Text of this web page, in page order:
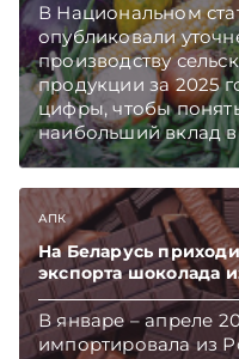
В Национальном
опубликовали
производству
продукции за 2025
цифры, чтобы
наибольший вклад
Подписывайтесь на
чем в новостях
АПК
На Беларусь
экспорта шоколада
В январе – апреле
импортировала из